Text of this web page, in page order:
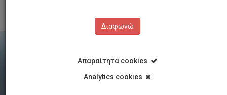
Διαφωνώ
Απαραίτητα cookies
Analytics cookies